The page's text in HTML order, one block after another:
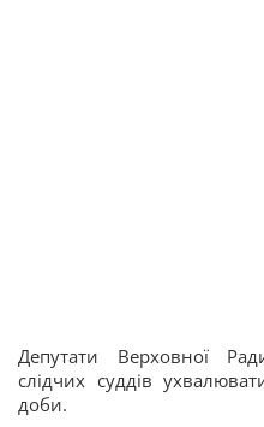
Депутати Верховної
слідчих суддів
доби.